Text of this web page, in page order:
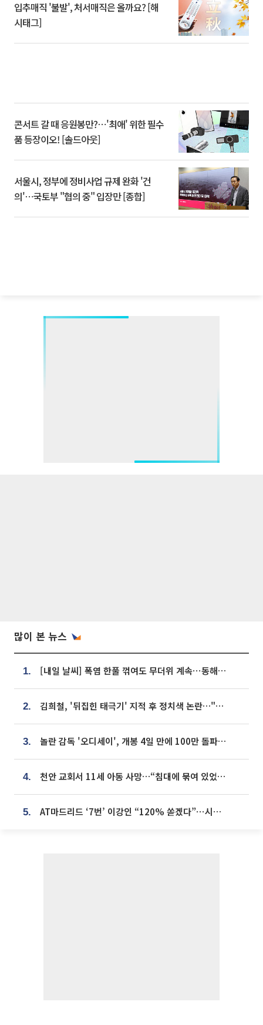
입추매직 '불발', 처서매직은 올까요? [해
시태그]
콘서트 갈 때 응원봉만?⋯'최애' 위한 필수
품 등장이오! [솔드아웃]
서울시, 정부에 정비사업 규제 완화 '건
의'⋯국토부 "협의 중" 입장만 [종합]
많이 본 뉴스
1. [내일 날씨] 폭염 한풀 꺾여도 무더위 계속⋯동해안 이틀 연속 비
2. 김희철, '뒤집힌 태극기' 지적 후 정치색 논란…"좌우 떠나 우리나라 국기"
3. 놀란 감독 '오디세이', 개봉 4일 만에 100만 돌파⋯'왕사남' 보다 빠르다
4. 천안 교회서 11세 아동 사망…“침대에 묶여 있었다” 진술 확보
5. AT마드리드 ‘7번’ 이강인 “120% 쏟겠다”⋯시메오네 감독 “필요한 선수”